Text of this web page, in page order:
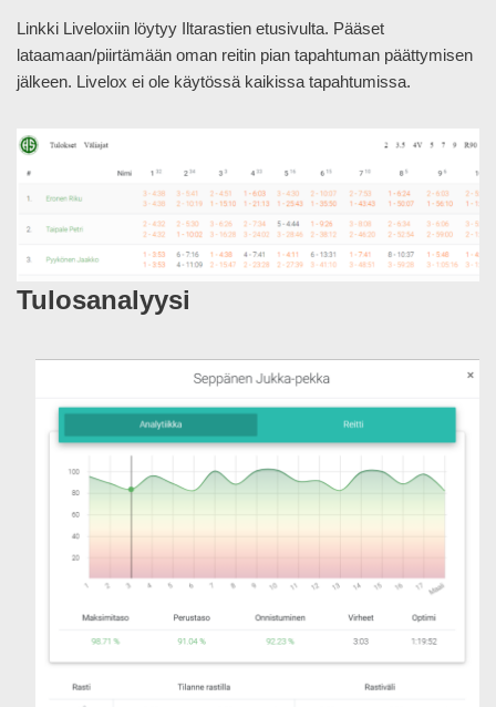
Linkki Liveloxiin löytyy Iltarastien etusivulta. Pääset
lataamaan/piirtämään oman reitin pian tapahtuman päättymisen
jälkeen. Livelox ei ole käytössä kaikissa tapahtumissa.
Tulosanalyysi